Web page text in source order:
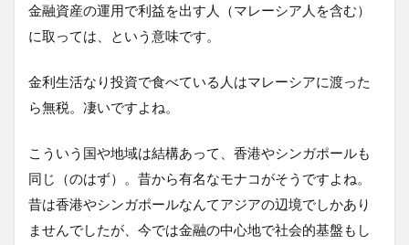
金融資産の運用で利益を出す人（マレーシア人を含む）
に取っては、という意味です。
金利生活なり投資で食べている人はマレーシアに渡った
ら無税。凄いですよね。
こういう国や地域は結構あって、香港やシンガポールも
同じ（のはず）。昔から有名なモナコがそうですよね。
昔は香港やシンガポールなんてアジアの辺境でしかあり
ませんでしたが、今では金融の中心地で社会的基盤もし